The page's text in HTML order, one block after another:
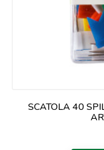
SCATOLA 40